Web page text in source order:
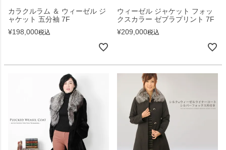
カラクルラム ＆ ウィーゼル ジ
ャケット 五分袖 7F
¥198,000税込
ウィーゼル ジャケット フォッ
クスカラー ゼブラプリント 7F
¥209,000税込